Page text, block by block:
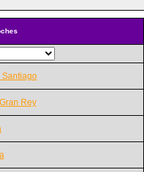
Santiago
Rey